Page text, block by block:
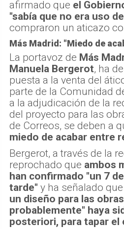
ático como "edificio
afirmado que el
"sabía que no era uso
compraron un aticazo
Más Madrid: "Miedo de
La portavoz deMás
Manuela Bergerot, ha
puesta a la venta del
parte de la Comunidad
a la adjudicación de la
del proyecto para las
de Correos, se deben a
miedo de acabar entre
Bergerot, a través de la
reprochado que ambos
han confirmado "un 7
tarde"y ha señalado que
un diseño para las
probablemente" haya